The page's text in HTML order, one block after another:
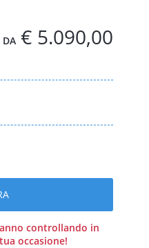
DA € 5.090,00
controllando in
occasione!